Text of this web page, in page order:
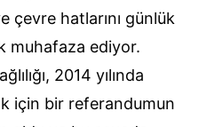
çevre hatlarını günlük
muhafaza ediyor.
2014 yılında
için bir referandumun